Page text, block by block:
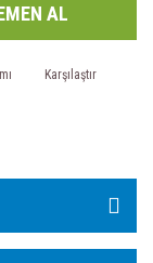
AL
Karşılaştır